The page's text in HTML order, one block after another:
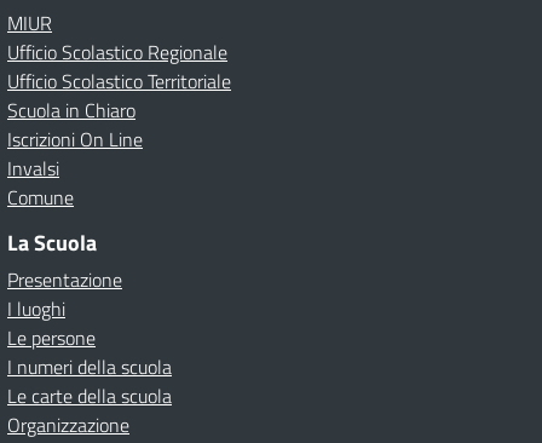
MIUR
Ufficio Scolastico Regionale
Ufficio Scolastico Territoriale
Scuola in Chiaro
Iscrizioni On Line
Invalsi
Comune
La Scuola
Presentazione
I luoghi
Le persone
I numeri della scuola
Le carte della scuola
Organizzazione